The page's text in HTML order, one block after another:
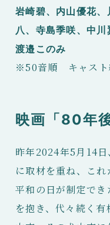
岩崎碧、内山優花
八、寺島季咲、中
渡邉このみ
※50音順 キャスト
映画「80年
昨年2024年5月14
に取材を重ね、こ
平和の日が制定で
を抱き、代々続く